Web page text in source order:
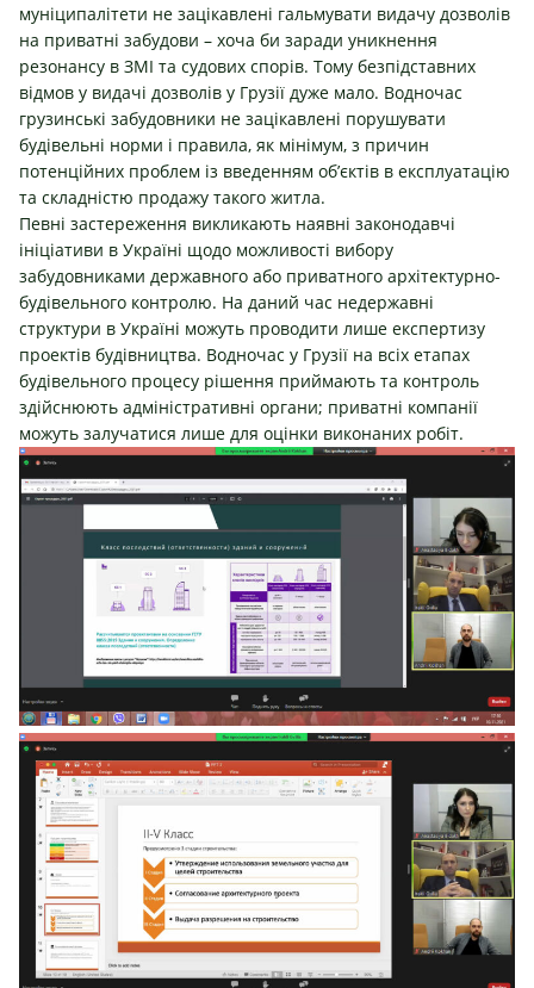
муніципалітети не зацікавлені гальмувати видачу дозволів
на приватні забудови – хоча би заради уникнення
резонансу в ЗМІ та судових спорів. Тому безпідставних
відмов у видачі дозволів у Грузії дуже мало. Водночас
грузинські забудовники не зацікавлені порушувати
будівельні норми і правила, як мінімум, з причин
потенційних проблем із введенням об’єктів в експлуатацію
та складністю продажу такого житла.
Певні застереження викликають наявні законодавчі
ініціативи в Україні щодо можливості вибору
забудовниками державного або приватного архітектурно-
будівельного контролю. На даний час недержавні
структури в Україні можуть проводити лише експертизу
проектів будівництва. Водночас у Грузії на всіх етапах
будівельного процесу рішення приймають та контроль
здійснюють адміністративні органи; приватні компанії
можуть залучатися лише для оцінки виконаних робіт.